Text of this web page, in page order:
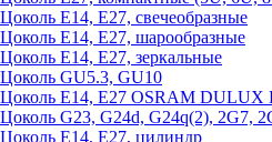
Цоколь Е14, Е27, свечеобразные
Цоколь Е14, Е27, шарообразные
Цоколь Е14, Е27, зеркальные
Цоколь GU5.3, GU10
Цоколь Е14, Е27 OSRAM DULUX
Цоколь G23, G24d, G24q(2), 2G7,
Цоколь Е14, Е27, цилиндр